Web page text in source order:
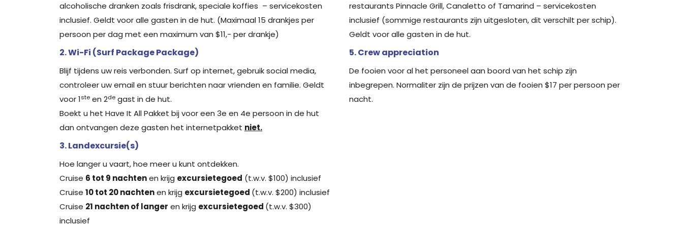
alcoholische dranken zoals frisdrank, speciale koffies – servicekosten
inclusief. Geldt voor alle gasten in de hut. (Maximaal 15 drankjes per
persoon per dag met een maximum van $11,- per drankje)
2. Wi-Fi (Surf Package Package)
Blijf tijdens uw reis verbonden. Surf op internet, gebruik social media,
controleer uw email en stuur berichten naar vrienden en familie. Geldt
voor 1ste en 2de gast in de hut.
Boekt u het Have It All Pakket bij voor een 3e en 4e persoon in de hut
dan ontvangen deze gasten het internetpakket niet.
3. Landexcursie(s)
Hoe langer u vaart, hoe meer u kunt ontdekken.
Cruise 6 tot 9 nachtenen krijg excursietegoed (t.w.v. $100) inclusief
Cruise 10 tot 20 nachtenen krijg excursietegoed (t.w.v. $200) inclusief
Cruise 21 nachten of langer en krijg excursietegoed (t.w.v. $300)
inclusief
restaurants Pinnacle Grill, Canaletto of Tamarind – servicekosten
inclusief (sommige restaurants zijn uitgesloten, dit verschilt per schip).
Geldt voor alle gasten in de hut.
5. Crew appreciation
De fooien voor al het personeel aan boord van het schip zijn
inbegrepen. Normaliter zijn de prijzen van de fooien $17 per persoon per
nacht.